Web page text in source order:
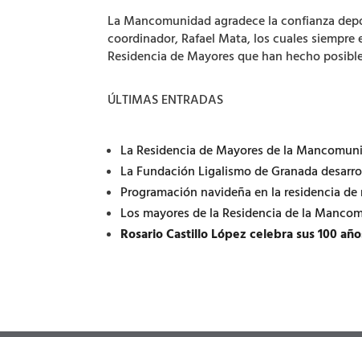
La Mancomunidad agradece la confianza
coordinador, Rafael Mata, los cuales
Residencia de Mayores que han hecho
ÚLTIMAS ENTRADAS
La Residencia de Mayores de la
La Fundación Ligalismo de Granada
Programación navideña en la residencia de
Los mayores de la Residencia de la
Rosario Castillo López celebra sus 100